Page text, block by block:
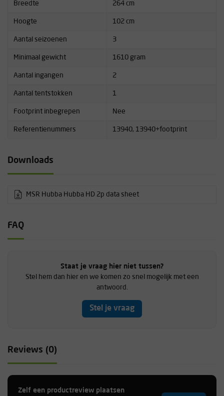
Breedte 264 cm
Hoogte 102 cm
Aantal seizoenen 3
Minimaal gewicht 1610 gram
Aantal ingangen 2
Aantal tentstokken 1
Footprint inbegrepen Nee
Referentienummers 13940, 13940+footprint
Downloads
MSR Hubba Hubba HD 2p data sheet
FAQ
Staat je vraag hier niet tussen?
Stel hem dan hier en we komen zo snel mogelijk met een
antwoord.
Stel je vraag
Reviews (0)
Zelf een productreview plaatsen